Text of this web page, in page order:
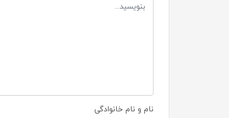
نام و نام خانوادگی